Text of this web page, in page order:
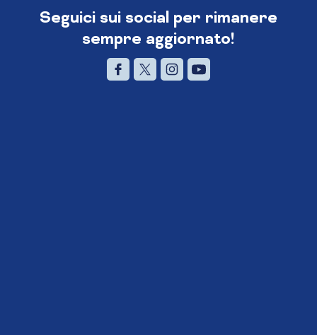
Seguici sui social per rimanere
sempre aggiornato!